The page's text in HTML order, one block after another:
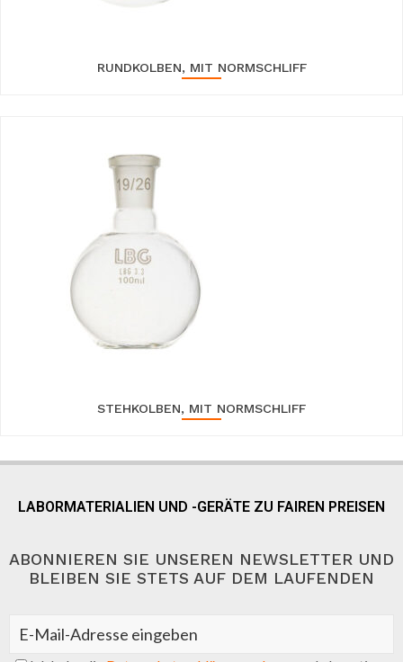
RUNDKOLBEN, MIT NORMSCHLIFF
STEHKOLBEN, MIT NORMSCHLIFF
LABORMATERIALIEN UND -GERÄTE ZU FAIREN PREISEN
ABONNIEREN SIE UNSEREN NEWSLETTER UND
BLEIBEN SIE STETS AUF DEM LAUFENDEN